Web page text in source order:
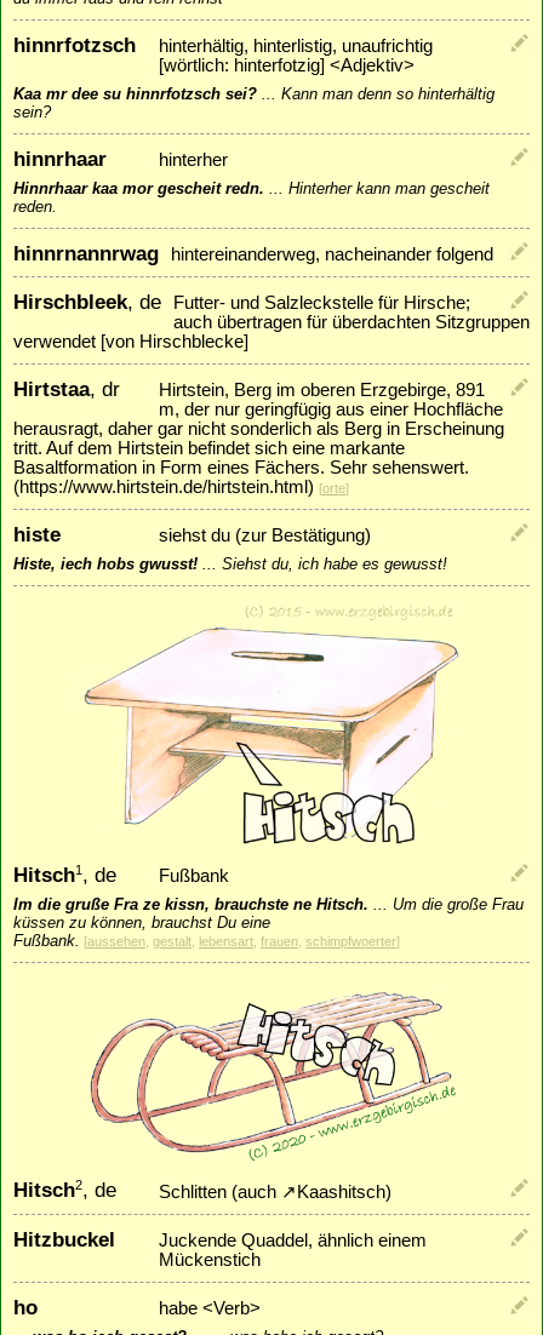
hinnrfotzsch
hinterhältig, hinterlistig, unaufrichtig
[wörtlich: hinterfotzig] <Adjektiv>
Kaa mr dee su hinnrfotzsch sei?
Kann man denn so hinterhältig
sein?
hinnrhaar hinterher
Hinnrhaar kaa mor gescheit redn.
Hinterher kann man gescheit
reden.
hinnrnannrwag hintereinanderweg, nacheinander folgend
Hirschbleek, de
Futter- und Salzleckstelle für Hirsche;
auch übertragen für überdachten Sitzgruppen
verwendet [von Hirschblecke]
Hirtstaa, dr
Hirtstein, Berg im oberen Erzgebirge, 891
m, der nur geringfügig aus einer Hochfläche
herausragt, daher gar nicht sonderlich als Berg in Erscheinung
tritt. Auf dem Hirtstein befindet sich eine markante
Basaltformation in Form eines Fächers. Sehr sehenswert.
(https://www.hirtstein.de/hirtstein.html) [orte]
histe siehst du (zur Bestätigung)
Histe, iech hobs gwusst! Siehst du, ich habe es gewusst!
Hitsch1, de Fußbank
Im die gruße Fra ze kissn, brauchste ne Hitsch. ... Um die große Frau
küssen zu können, brauchst Du eine
Fußbank. [aussehen, gestalt, lebensart, frauen, schimpfwoerter]
Hitsch2, de Schlitten (auch ↗ Kaashitsch)
Hitzbuckel
Juckende Quaddel, ähnlich einem
Mückenstich
ho habe <Verb>